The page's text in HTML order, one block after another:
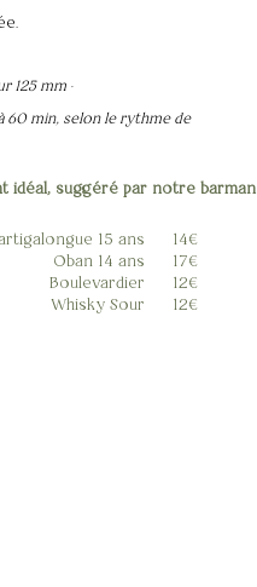
125 mm ·
60 min, selon le rythme de
idéal, suggéré par notre barman
15 ans
Oban 14 ans
Boulevardier
Whisky Sour
14€
17€
12€
12€